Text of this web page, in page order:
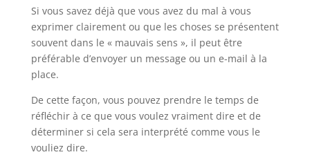
Si vous savez déjà que vous avez du mal à vous
exprimer clairement ou que les choses se présentent
souvent dans le « mauvais sens », il peut être
préférable d’envoyer un message ou un e-mail à la
place.
De cette façon, vous pouvez prendre le temps de
réfléchir à ce que vous voulez vraiment dire et de
déterminer si cela sera interprété comme vous le
vouliez dire.